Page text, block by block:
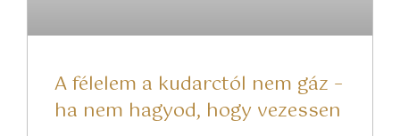
A félelem a kudarctól nem gáz –
ha nem hagyod, hogy vezessen